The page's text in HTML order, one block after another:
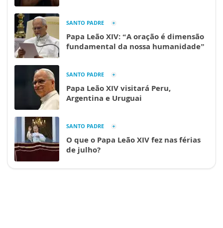
SANTO PADRE
Papa Leão XIV: “A oração é dimensão
fundamental da nossa humanidade”
SANTO PADRE
Papa Leão XIV visitará Peru,
Argentina e Uruguai
SANTO PADRE
O que o Papa Leão XIV fez nas férias
de julho?